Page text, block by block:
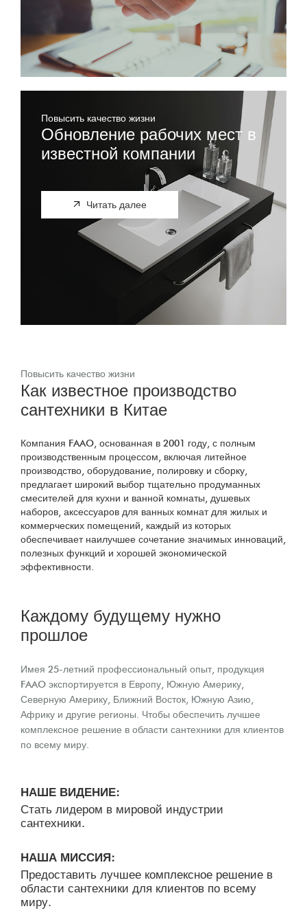
Повысить качество жизни
Обновление рабочих мест в
известной компании
Читать далее
Повысить качество жизни
Как известное производство
сантехники в Китае
Компания FAAO, основанная в 2001 году, с полным
производственным процессом, включая литейное
производство, оборудование, полировку и сборку,
предлагает широкий выбор тщательно продуманных
смесителей для кухни и ванной комнаты, душевых
наборов, аксессуаров для ванных комнат для жилых и
коммерческих помещений, каждый из которых
обеспечивает наилучшее сочетание значимых инноваций,
полезных функций и хорошей экономической
эффективности.
Каждому будущему нужно
прошлое
Имея 25-летний профессиональный опыт, продукция
FAAO экспортируется в Европу, Южную Америку,
Северную Америку, Ближний Восток, Южную Азию,
Африку и другие регионы. Чтобы обеспечить лучшее
комплексное решение в области сантехники для клиентов
по всему миру.
НАШЕ ВИДЕНИЕ:
Стать лидером в мировой индустрии
сантехники.
НАША МИССИЯ:
Предоставить лучшее комплексное решение в
области сантехники для клиентов по всему
миру.